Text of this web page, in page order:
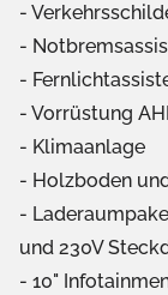
Vorrüstung
Klimaanlage
Holzboden
und 230V
10"